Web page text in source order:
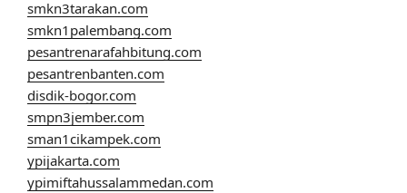
smkn3tarakan.com
smkn1palembang.com
pesantrenarafahbitung.com
pesantrenbanten.com
disdik-bogor.com
smpn3jember.com
sman1cikampek.com
ypijakarta.com
ypimiftahussalammedan.com